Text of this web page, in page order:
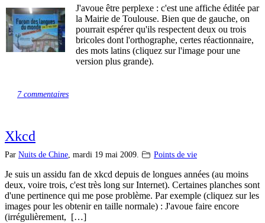
J'avoue être perplexe : c'est une affiche éditée par
la Mairie de Toulouse. Bien que de gauche, on
pourrait espérer qu'ils respectent deux ou trois
bricoles dont l'orthographe, certes réactionnaire,
des mots latins (cliquez sur l'image pour une
version plus grande).
7 commentaires
Xkcd
Par Nuits de Chine, mardi 19 mai 2009. Points de vie
Je suis un assidu fan de xkcd depuis de longues années (au moins
deux, voire trois, c'est très long sur Internet). Certaines planches sont
d'une pertinence qui me pose problème. Par exemple (cliquez sur les
images pour les obtenir en taille normale) : J'avoue faire encore
(irrégulièrement, […]